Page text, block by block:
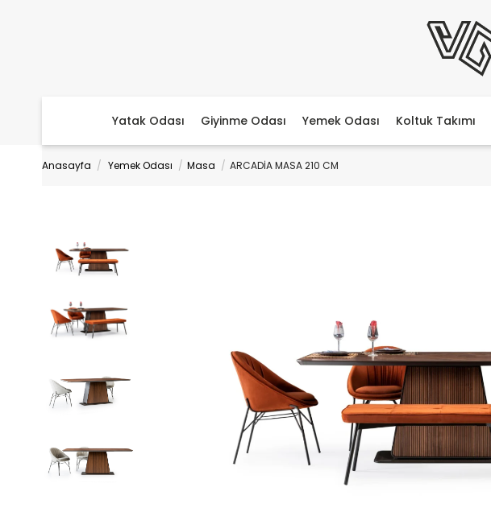
Yatak Odası Giyinme Odası Yemek Odası Koltuk Takımı
Anasayfa Yemek Odası Masa ARCADİA MASA 210 CM